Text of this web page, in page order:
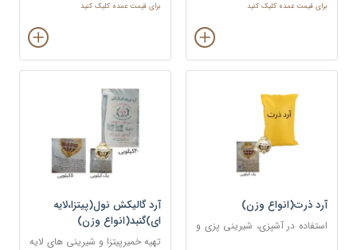
برای قیمت عمده کلیک کنید برای قیمت عمده کلیک کنید
آرد ذرت(انواع وزن)
استفاده در آشپزی، شیرینی پزی و
آرد گالیکش نول(پیتزا،لایه
ای)گنبد(انواع وزن)
تهیه خمیرپیتزا و شیرینی های لایه